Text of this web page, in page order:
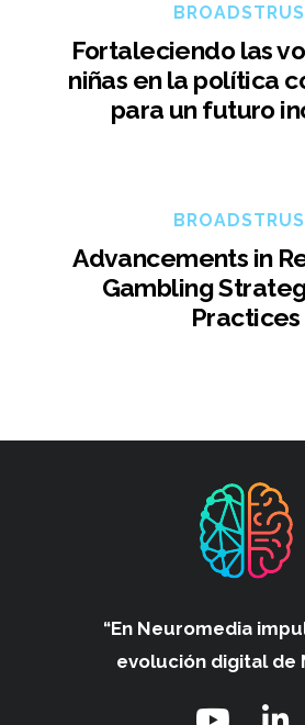
Fortaleciendo las
niñas en la política
para un futuro
Advancements in
Gambling
Practices
“En Neuromedia
evolución digital de